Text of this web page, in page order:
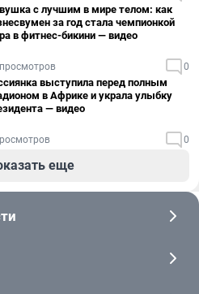
с лучшим в мире телом: как
за год стала чемпионкой
в фитнес-бикини — видео
0
выступила перед полным
в Африке и украла улыбку
— видео
0
еще